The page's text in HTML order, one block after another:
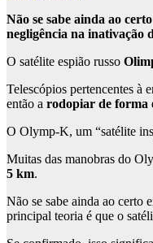
Não se sabe ainda ao
negligência na inativação
O satélite espião russo
Telescópios pertencentes à
então a rodopiar de forma
O Olymp-K, um “satélite
Muitas das manobras do
5 km.
Não se sabe ainda ao certo
principal teoria é que o